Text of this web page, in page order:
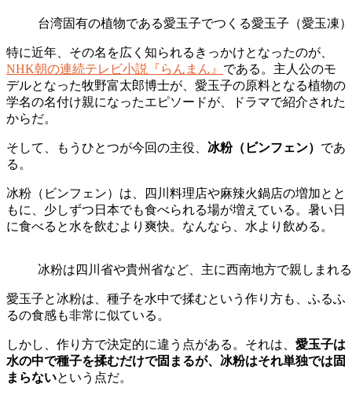
台湾固有の植物である愛玉子でつくる愛玉子（愛玉凍）
特に近年、その名を広く知られるきっかけとなったのが、
NHK朝の連続テレビ小説『らんまん』 である。主人公のモ
デルとなった牧野富太郎博士が、愛玉子の原料となる植物の
学名の名付け親になったエピソードが、ドラマで紹介された
からだ。
そして、もうひとつが今回の主役、 冰粉（ビンフェン） であ
る。
冰粉（ビンフェン）は、四川料理店や麻辣火鍋店の増加とと
もに、少しずつ日本でも食べられる場が増えている。暑い日
に食べると水を飲むより爽快。なんなら、水より飲める。
冰粉は四川省や貴州省など、主に西南地方で親しまれ
愛玉子と冰粉は、種子を水中で揉むという作り方も、ふるふ
るの食感も非常に似ている。
しかし、作り方で決定的に違う点がある。それは、 愛玉子は
水の中で種子を揉むだけで固まるが、冰粉はそれ単独では固
まらないという点だ。